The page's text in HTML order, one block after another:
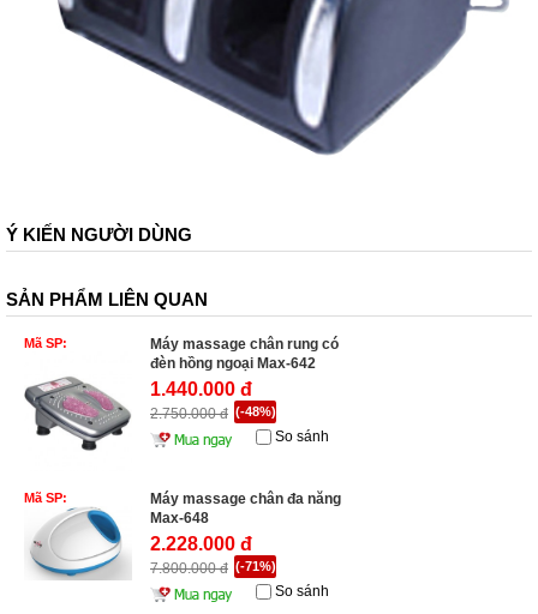
Ý KIẾN NGƯỜI DÙNG
SẢN PHẨM LIÊN QUAN
Mã SP:
Máy massage chân rung có
đèn hồng ngoại Max-642
1.440.000 đ
2.750.000 đ (-48%)
So sánh
Mã SP:
Máy massage chân đa năng
Max-648
2.228.000 đ
7.800.000 đ (-71%)
So sánh